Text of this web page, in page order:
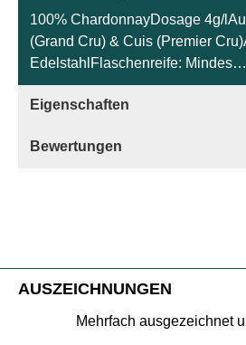
100% ChardonnayDosage 4g/
(Grand Cru) & Cuis (Premier
EdelstahlFlaschenreife: Mindes…
Eigenschaften
Bewertungen
AUSZEICHNUNGEN
Mehrfach ausgezeichnet